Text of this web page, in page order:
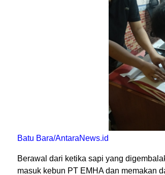
Batu Bara/AntaraNews.id
Berawal dari ketika sapi yang
masuk kebun PT EMHA dan memakan